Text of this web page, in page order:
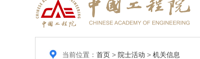
当前位置： 首页> 院士活动 > 机关信息